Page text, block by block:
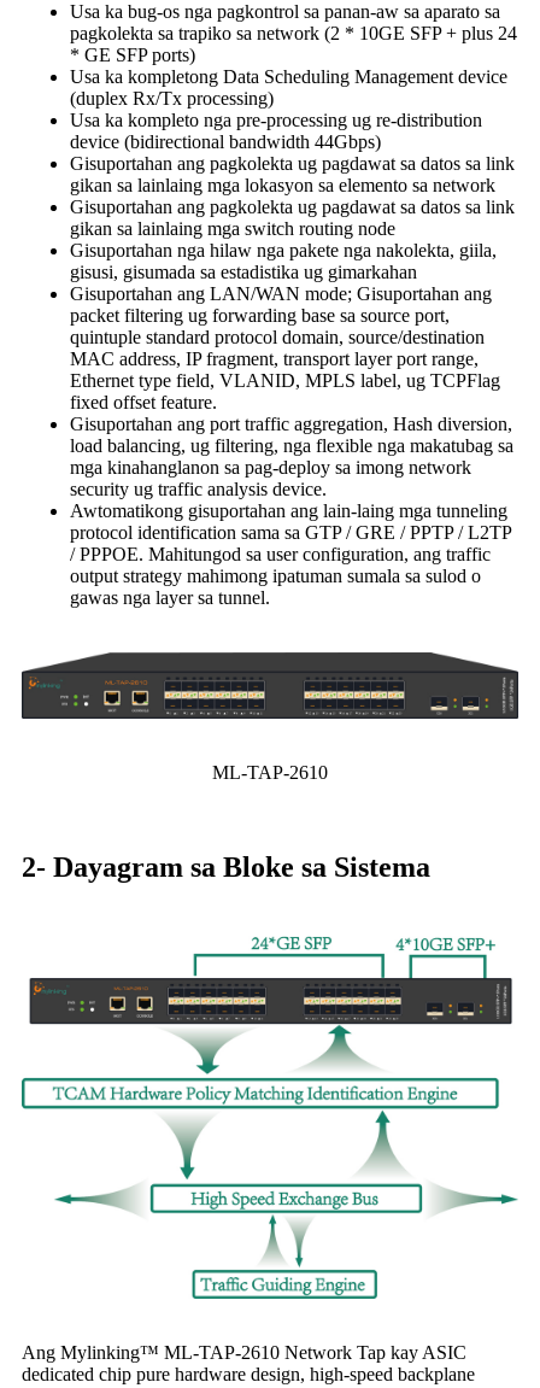
Usa ka bug-os nga pagkontrol sa panan-aw sa aparato sa
pagkolekta sa trapiko sa network (2 * 10GE SFP + plus 24
* GE SFP ports)
Usa ka kompletong Data Scheduling Management device
(duplex Rx/Tx processing)
Usa ka kompleto nga pre-processing ug re-distribution
device (bidirectional bandwidth 44Gbps)
Gisuportahan ang pagkolekta ug pagdawat sa datos sa link
gikan sa lainlaing mga lokasyon sa elemento sa network
Gisuportahan ang pagkolekta ug pagdawat sa datos sa link
gikan sa lainlaing mga switch routing node
Gisuportahan nga hilaw nga pakete nga nakolekta, giila,
gisusi, gisumada sa estadistika ug gimarkahan
Gisuportahan ang LAN/WAN mode; Gisuportahan ang
packet filtering ug forwarding base sa source port,
quintuple standard protocol domain, source/destination
MAC address, IP fragment, transport layer port range,
Ethernet type field, VLANID, MPLS label, ug TCPFlag
fixed offset feature.
Gisuportahan ang port traffic aggregation, Hash diversion,
load balancing, ug filtering, nga flexible nga makatubag sa
mga kinahanglanon sa pag-deploy sa imong network
security ug traffic analysis device.
Awtomatikong gisuportahan ang lain-laing mga tunneling
protocol identification sama sa GTP / GRE / PPTP / L2TP
/ PPPOE. Mahitungod sa user configuration, ang traffic
output strategy mahimong ipatuman sumala sa sulod o
gawas nga layer sa tunnel.
ML-TAP-2610
2- Dayagram sa Bloke sa Sistema
Ang Mylinking™ ML-TAP-2610 Network Tap kay ASIC
dedicated chip pure hardware design, high-speed backplane